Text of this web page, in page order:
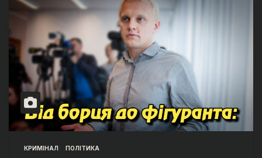
КРИМІНАЛ ПОЛІТИКА